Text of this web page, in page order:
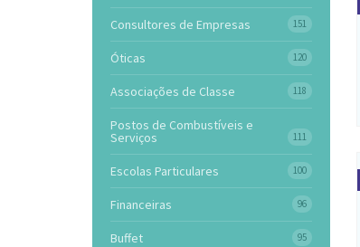
Consultores de Empresas 151
Óticas 120
Associações de Classe 118
Postos de Combustíveis e
Serviços 111
Escolas Particulares 100
Financeiras 96
Buffet 95